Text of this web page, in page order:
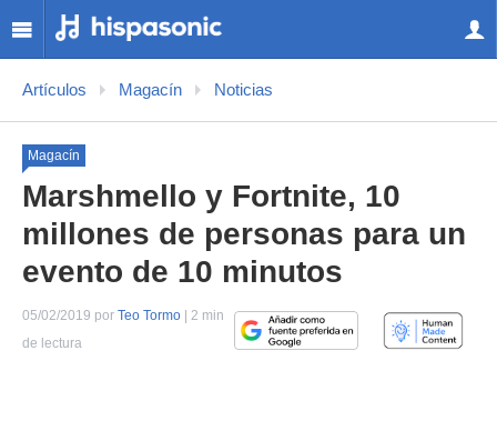
Artículos Magacín Noticias
Magacín
Marshmello y Fortnite, 10
millones de personas para un
evento de 10 minutos
05/02/2019 por Teo Tormo | 2 min
de lectura